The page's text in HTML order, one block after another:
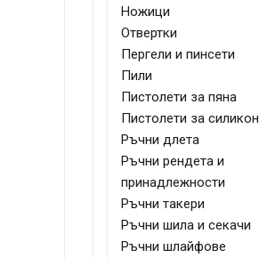
Ножици
Отвертки
Пергели и пинсети
Пили
Пистолети за пяна
Пистолети за силикон
Ръчни длета
Ръчни рендета и
принадлежности
Ръчни такери
Ръчни шила и секачи
Ръчни шлайфове